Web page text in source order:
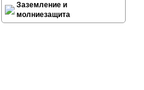
Заземление и
молниезащита